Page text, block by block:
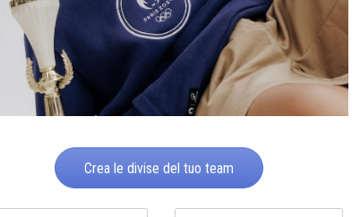
Crea le divise del tuo team